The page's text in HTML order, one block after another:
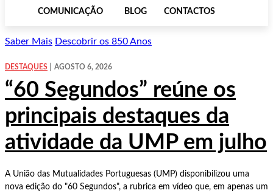
COMUNICAÇÃO BLOG CONTACTOS
Saber Mais Descobrir os 850 Anos
DESTAQUES AGOSTO 6, 2026
“60 Segundos” reúne os
principais destaques da
atividade da UMP em julho
A União das Mutualidades Portuguesas (UMP) disponibilizou uma
nova edição do "60 Segundos", a rubrica em vídeo que, em apenas um